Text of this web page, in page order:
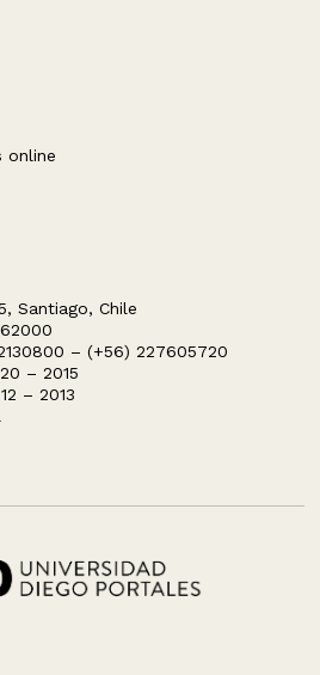
online
Santiago, Chile
– (+56) 227605720
– 2015
– 2013